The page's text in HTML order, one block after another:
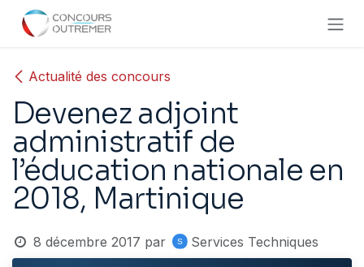
Se rendre au contenu
Actualité des concours
Devenez adjoint
administratif de
l’éducation nationale en
2018, Martinique
8 décembre 2017 par Services Techniques